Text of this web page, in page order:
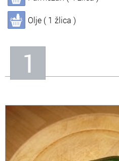
Olje ( 1 žlica )
1